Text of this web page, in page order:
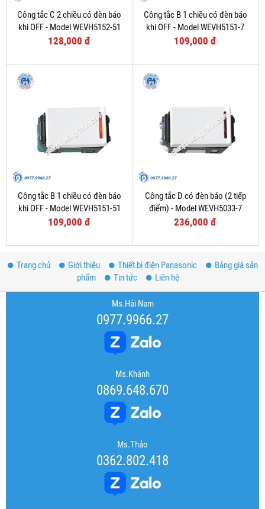
Công tắc C 2 chiều có đèn báo
khi OFF - Model WEVH5152-51
128,000 đ
Công tắc B 1 chiều có đèn báo
khi OFF - Model WEVH5151-7
109,000 đ
Công tắc B 1 chiều có đèn báo
khi OFF - Model WEVH5151-51
109,000 đ
Công tắc D có đèn báo (2 tiếp
điểm) - Model WEVH5033-7
236,000 đ
Trang chủ Giới thiệu Thiết bị điện Panasonic
Bảng giá sản
phẩm
Tin tức Liên hệ
Ms.Hải Nam
0977.9966.27
Ms.Khánh
0869.648.670
Ms.Thảo
0362.802.418